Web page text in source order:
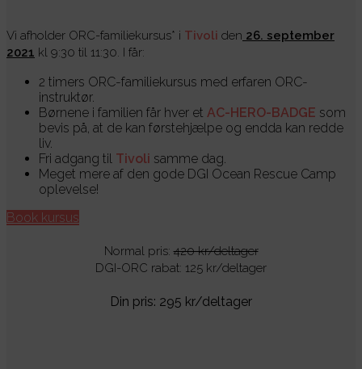
Vi afholder ORC-familiekursus* i Tivoli den 26. september
2021 kl 9:30 til 11:30. I får:
2 timers ORC-familiekursus med erfaren ORC-
instruktør.
Børnene i familien får hver et AC-HERO-BADGE som
bevis på, at de kan førstehjælpe og endda kan redde
liv.
Fri adgang til Tivoli samme dag.
Meget mere af den gode DGI Ocean Rescue Camp
oplevelse!
Book kursus
Normal pris:420 kr/deltager
DGI-ORC rabat: 125 kr/deltager
Din pris: 295 kr/deltager